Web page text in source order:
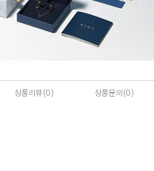
상품리뷰(0) 상품문의(0)